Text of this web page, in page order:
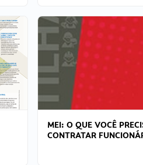
MEI: O QUE VOCÊ
CONTRATAR